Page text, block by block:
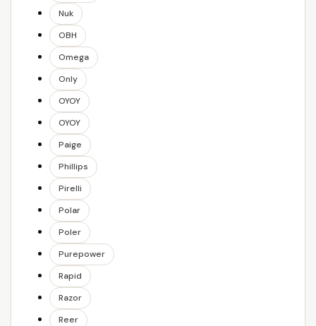
Nuk
OBH
Omega
Only
OYOY
OYOY
Paige
Phillips
Pirelli
Polar
Poler
Purepower
Rapid
Razor
Reer